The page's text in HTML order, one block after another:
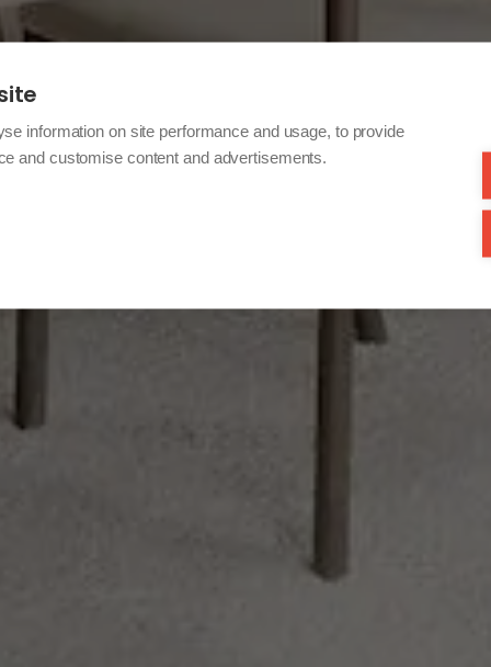
information on site performance and usage, to provide
and customise content and advertisements.